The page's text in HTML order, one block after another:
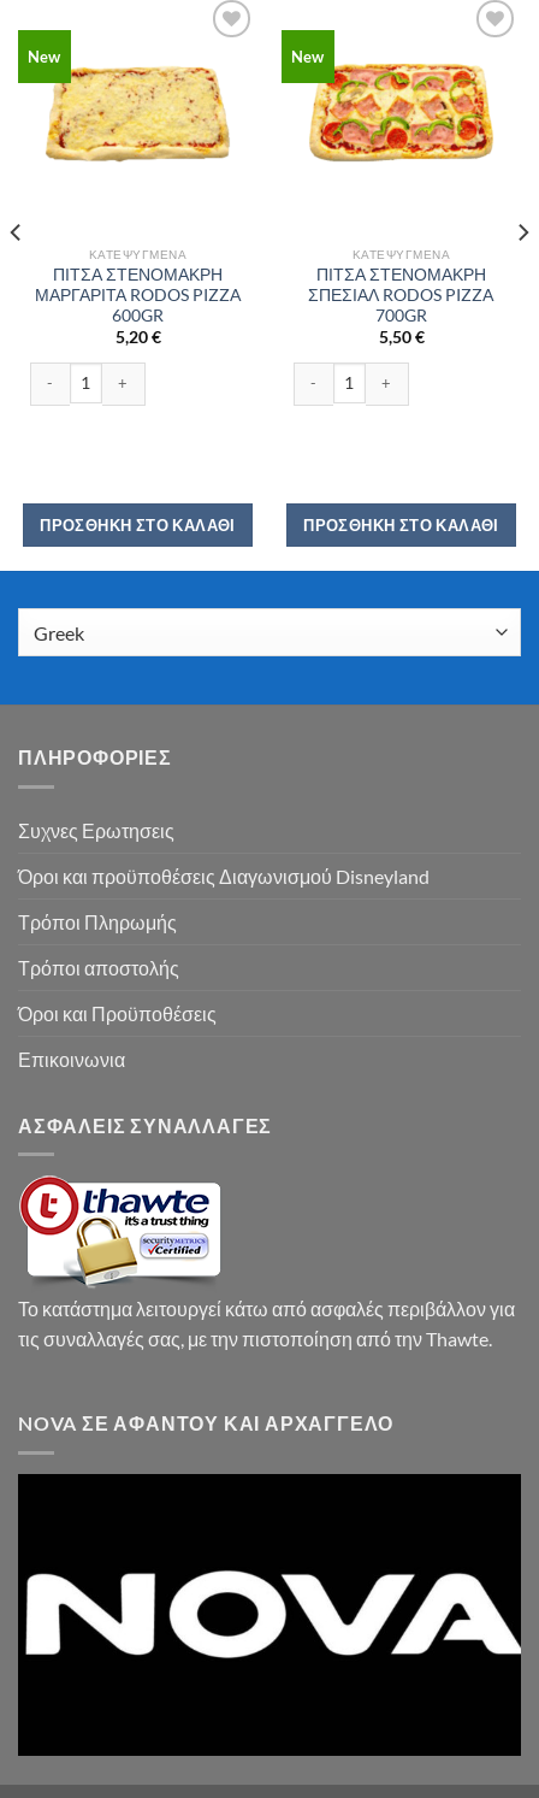
New
ΚΑΤΕΨΥΓΜΈΝΑ
ΠΙΤΣΑ ΣΤΕΝΟΜΑΚΡΗ
ΜΑΡΓΑΡΙΤΑ RODOS PIZZA
600GR
5,20€
ΠΡΟΣΘΉΚΗ ΣΤΟ ΚΑΛΆΘΙ
New
ΚΑΤΕΨΥΓΜΈΝΑ
ΠΙΤΣΑ ΣΤΕΝΟΜΑΚΡΗ
ΣΠΕΣΙΑΛ RODOS PIZZA
700GR
5,50€
ΠΡΟΣΘΉΚΗ ΣΤΟ ΚΑΛΆΘΙ
ΠΛΗΡΟΦΟΡΙΕΣ
Συχνες Ερωτησεις
Όροι και προϋποθέσεις Διαγωνισμού Disneyland
Τρόποι Πληρωμής
Τρόποι αποστολής
Όροι και Προϋποθέσεις
Επικοινωνια
ΑΣΦΑΛΕΙΣ ΣΥΝΑΛΛΑΓΕΣ
Το κατάστημα λειτουργεί κάτω από ασφαλές περιβάλλον για
τις συναλλαγές σας, με την πιστοποίηση από την Thawte.
NOVA ΣΕ ΑΦΆΝΤΟΥ ΚΑΙ ΑΡΧΆΓΓΕΛΟ